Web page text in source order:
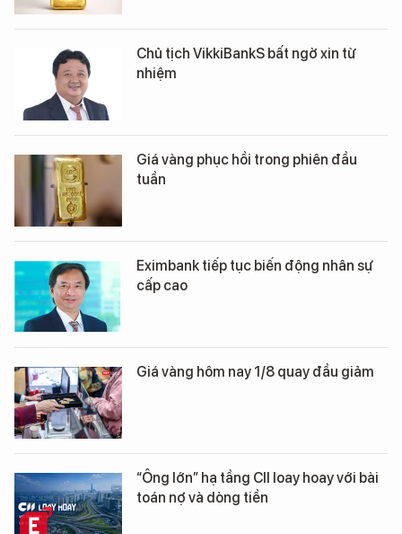
Chủ tịch VikkiBankS bất ngờ xin từ
nhiệm
Giá vàng phục hồi trong phiên đầu
tuần
Eximbank tiếp tục biến động nhân sự
cấp cao
Giá vàng hôm nay 1/8 quay đầu giảm
“Ông lớn” hạ tầng CII loay hoay với bài
toán nợ và dòng tiền